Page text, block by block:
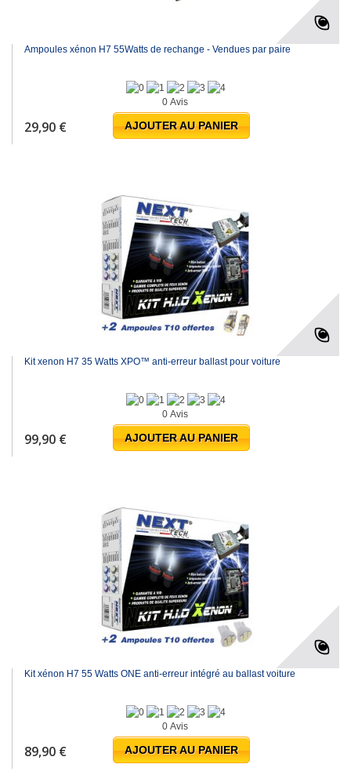
Ampoules xénon H7 55Watts de rechange - Vendues par paire
0 Avis
29,90 € AJOUTER AU PANIER
Kit xenon H7 35 Watts XPO™ anti-erreur ballast pour voiture
0 Avis
99,90 € AJOUTER AU PANIER
Kit xénon H7 55 Watts ONE anti-erreur intégré au ballast voiture
0 Avis
89,90 € AJOUTER AU PANIER